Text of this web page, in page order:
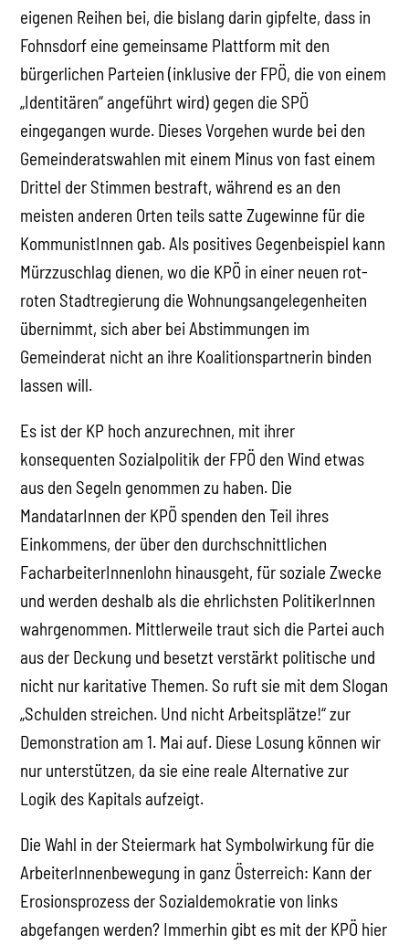
eigenen Reihen bei, die bislang darin gipfelte, dass in
Fohnsdorf eine gemeinsame Plattform mit den
bürgerlichen Parteien (inklusive der FPÖ, die von einem
„Identitären“ angeführt wird) gegen die SPÖ
eingegangen wurde. Dieses Vorgehen wurde bei den
Gemeinderatswahlen mit einem Minus von fast einem
Drittel der Stimmen bestraft, während es an den
meisten anderen Orten teils satte Zugewinne für die
KommunistInnen gab. Als positives Gegenbeispiel kann
Mürzzuschlag dienen, wo die KPÖ in einer neuen rot-
roten Stadtregierung die Wohnungsangelegenheiten
übernimmt, sich aber bei Abstimmungen im
Gemeinderat nicht an ihre Koalitionspartnerin binden
lassen will.
Es ist der KP hoch anzurechnen, mit ihrer
konsequenten Sozialpolitik der FPÖ den Wind etwas
aus den Segeln genommen zu haben. Die
MandatarInnen der KPÖ spenden den Teil ihres
Einkommens, der über den durchschnittlichen
FacharbeiterInnenlohn hinausgeht, für soziale Zwecke
und werden deshalb als die ehrlichsten PolitikerInnen
wahrgenommen. Mittlerweile traut sich die Partei auch
aus der Deckung und besetzt verstärkt politische und
nicht nur karitative Themen. So ruft sie mit dem Slogan
„Schulden streichen. Und nicht Arbeitsplätze!“ zur
Demonstration am 1. Mai auf. Diese Losung können wir
nur unterstützen, da sie eine reale Alternative zur
Logik des Kapitals aufzeigt.
Die Wahl in der Steiermark hat Symbolwirkung für die
ArbeiterInnenbewegung in ganz Österreich: Kann der
Erosionsprozess der Sozialdemokratie von links
abgefangen werden? Immerhin gibt es mit der KPÖ hier